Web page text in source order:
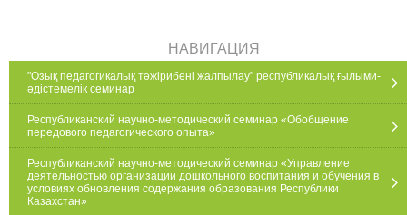
НАВИГАЦИЯ
"Озық педагогикалық тәжірибені жалпылау" республикалық ғылыми-
әдістемелік семинар
Республиканский научно-методический семинар «Обобщение
передового педагогического опыта»
Республиканский научно-методический семинар «Управление
деятельностью организации дошкольного воспитания и обучения в
условиях обновления содержания образования Республики
Казахстан»